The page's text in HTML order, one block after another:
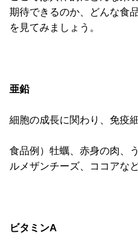
期待できるのか、どんな食
を見てみましょう。
亜鉛
細胞の成長に関わり、免疫
食品例）牡蠣、赤身の肉、
ルメザンチーズ、ココアな
ビタミンA